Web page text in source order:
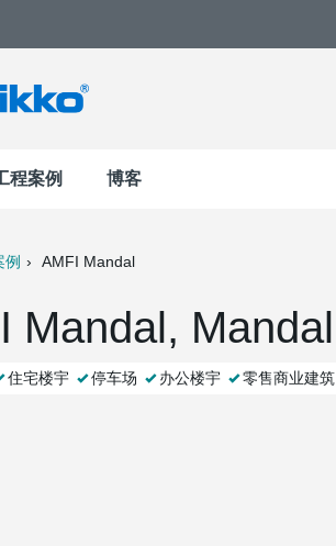
程案例 博客
例 AMFI Mandal
Mandal,
住宅楼宇 停车场 办公楼宇 零售商业建筑